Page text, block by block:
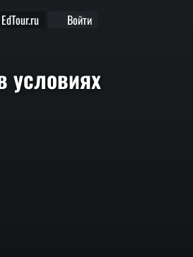
EdTour.ru Войти
условиях